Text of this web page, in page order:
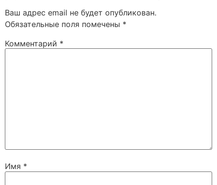
Ваш адрес email не будет опубликован.
Обязательные поля помечены *
Комментарий *
Имя *